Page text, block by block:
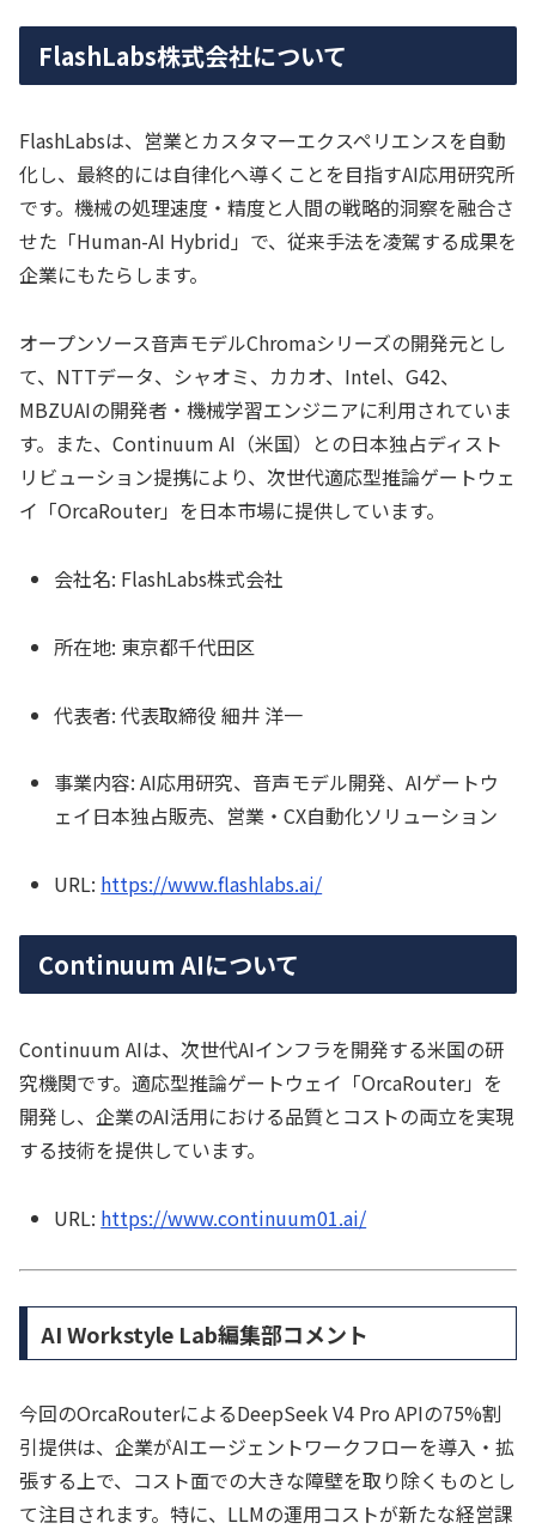
FlashLabs株式会社について
FlashLabsは、営業とカスタマーエクスペリエンスを自動
化し、最終的には自律化へ導くことを目指すAI応用研究所
です。機械の処理速度・精度と人間の戦略的洞察を融合さ
せた「Human-AI Hybrid」で、従来手法を凌駕する成果を
企業にもたらします。
オープンソース音声モデルChromaシリーズの開発元とし
て、NTTデータ、シャオミ、カカオ、Intel、G42、
MBZUAIの開発者・機械学習エンジニアに利用されていま
す。また、Continuum AI（米国）との日本独占ディスト
リビューション提携により、次世代適応型推論ゲートウェ
イ「OrcaRouter」を日本市場に提供しています。
会社名: FlashLabs株式会社
所在地: 東京都千代田区
代表者: 代表取締役 細井 洋一
事業内容: AI応用研究、音声モデル開発、AIゲートウ
ェイ日本独占販売、営業・CX自動化ソリューション
URL: https://www.flashlabs.ai/
Continuum AIについて
Continuum AIは、次世代AIインフラを開発する米国の研
究機関です。適応型推論ゲートウェイ「OrcaRouter」を
開発し、企業のAI活用における品質とコストの両立を実現
する技術を提供しています。
URL: https://www.continuum01.ai/
AI Workstyle Lab編集部コメント
今回のOrcaRouterによるDeepSeek V4 Pro APIの75%割
引提供は、企業がAIエージェントワークフローを導入・拡
張する上で、コスト面での大きな障壁を取り除くものとし
て注目されます。特に、LLMの運用コストが新たな経営課